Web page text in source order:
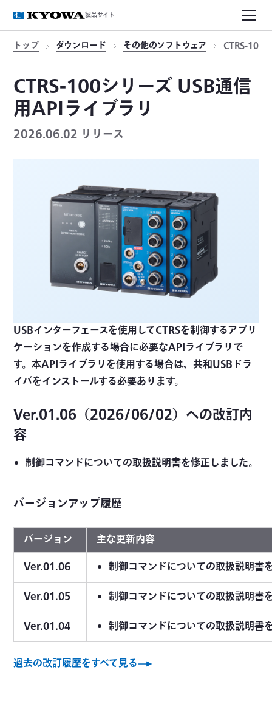
製品サイト
トップ ダウンロード その他のソフトウェア CTRS-100
CTRS-100シリーズ USB通信
用APIライブラリ
2026.06.02 リリース
USBインターフェースを使用してCTRSを制御するアプリ
ケーションを作成する場合に必要なAPIライブラリで
す。本APIライブラリを使用する場合は、共和USBドラ
イバをインストールする必要あります。
Ver.01.06（2026/06/02）への改訂内
容
制御コマンドについての取扱説明書を修正しました。
バージョンアップ履歴
バージョン
主な更新内容
Ver.01.06
制御コマンドについての取扱説明書
Ver.01.05
制御コマンドについての取扱説明書
Ver.01.04
制御コマンドについての取扱説明書
過去の改訂履歴をすべて見る